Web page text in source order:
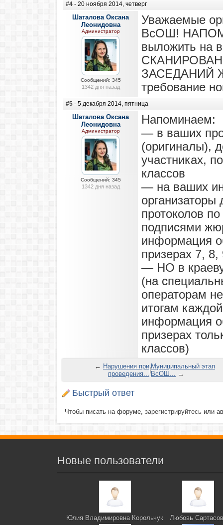
#4 - 20 ноября 2014, четверг
Шаталова Оксана
Леонидовна
Администратор
Сообщений: 345
1342 дня назад
Уважаемые
ВсОШ!
выложить на
ЗАСЕДАНИЙ
требование
#5 - 5 декабря 2014, пятница
Шаталова Оксана
Леонидовна
Администратор
Сообщений: 345
1342 дня назад
Напоминаем:
— в ваших
(оригиналы),
участниках,
классов
— на ваших
протоколов
подписями
информация
призерах 7, 8,
— НО в
(на
операторам
итогам
информация
призерах
классов)
← Нарушения при
проведения...
Муниципальный этап
ВсОШ... →
Быстрый ответ
Чтобы писать на форуме, зарегистрируйтесь или
Новые пользователи
Юлия Владимировна Корольчук Любовь